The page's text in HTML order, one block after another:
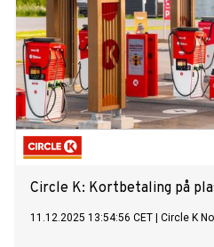
Circle K: Kortbetaling på
11.12.2025 13:54:56 CET Circle K